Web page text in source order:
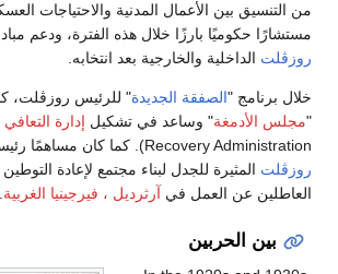
من التنسيق بين الأعمال المدنية والاحتياجات
مستشارًا حكوميًا بارزًا خلال هذه الفترة، ودعم
روزڤلتالداخلية والخارجية بعد انتخابه.
خلال برنامج "الصفقة الجديدة" للرئيس روزڤلت، كان
مجلس الأدمغة" وساعد في تشكيلإدارة التعافي
Recovery Administration). كما كان مساهمًا رئيسيًا في مبادرة
روزڤلتالمثيرة للجدل لبناء مجتمع لإعادة التوطين
العاطلين عن العمل فيآرثرديل ، فيرجينيا الغربية.
بين الحربين